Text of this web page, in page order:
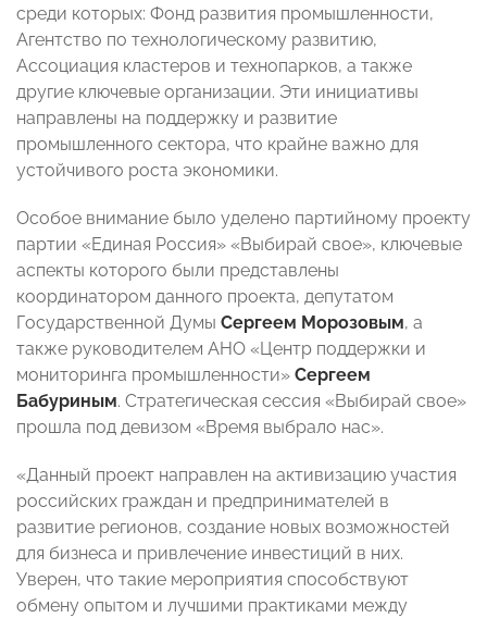
среди которых: Фонд развития промышленности,
Агентство по технологическому развитию,
Ассоциация кластеров и технопарков, а также
другие ключевые организации. Эти инициативы
направлены на поддержку и развитие
промышленного сектора, что крайне важно для
устойчивого роста экономики.
Особое внимание было уделено партийному проекту
партии «Единая Россия» «Выбирай свое», ключевые
аспекты которого были представлены
координатором данного проекта, депутатом
Государственной Думы Сергеем Морозовым, а
также руководителем АНО «Центр поддержки и
мониторинга промышленности» Сергеем
Бабуриным. Стратегическая сессия «Выбирай свое»
прошла под девизом «Время выбрало нас».
«Данный проект направлен на активизацию участия
российских граждан и предпринимателей в
развитие регионов, создание новых возможностей
для бизнеса и привлечение инвестиций в них.
Уверен, что такие мероприятия способствуют
обмену опытом и лучшими практиками между